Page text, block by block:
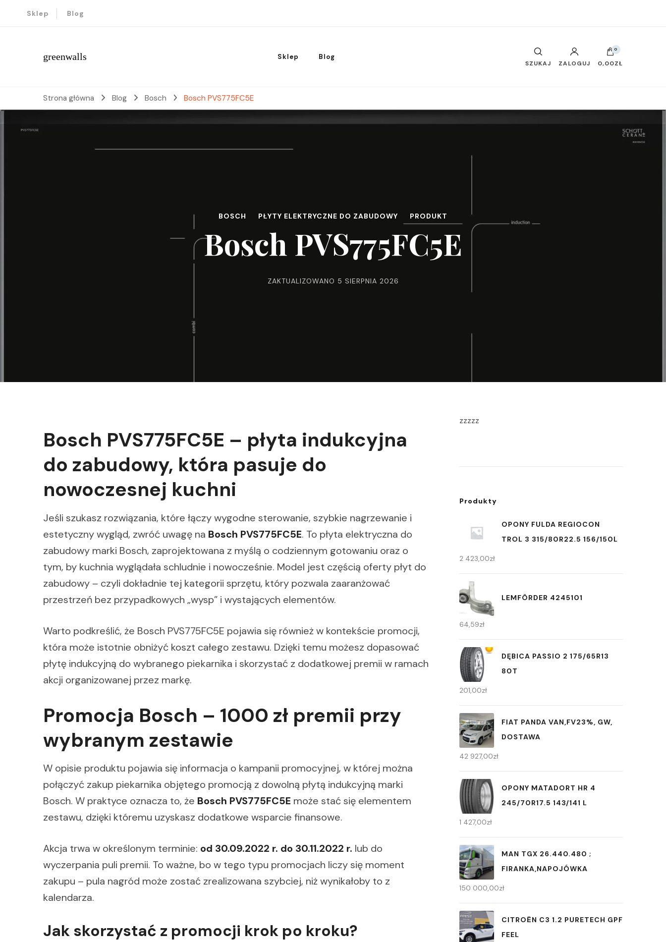
Sklep Blog
greenwalls Sklep Blog
SZUKAJ ZALOGUJ
0
0,00ZŁ
Strona główna Blog Bosch Bosch PVS775FC5E
BOSCH PŁYTY ELEKTRYCZNE DO ZABUDOWY PRODUKT
Bosch PVS775FC5E
ZAKTUALIZOWANO 5 SIERPNIA 2026
Bosch PVS775FC5E – płyta indukcyjna
do zabudowy, która pasuje do
nowoczesnej kuchni
Jeśli szukasz rozwiązania, które łączy wygodne sterowanie, szybkie nagrzewanie i
estetyczny wygląd, zwróć uwagę na Bosch PVS775FC5E. To płyta elektryczna do
zabudowy marki Bosch, zaprojektowana z myślą o codziennym gotowaniu oraz o
tym, by kuchnia wyglądała schludnie i nowocześnie. Model jest częścią oferty płyt do
zabudowy – czyli dokładnie tej kategorii sprzętu, który pozwala zaaranżować
przestrzeń bez przypadkowych „wysp” i wystających elementów.
Warto podkreślić, że Bosch PVS775FC5E pojawia się również w kontekście promocji,
która może istotnie obniżyć koszt całego zestawu. Dzięki temu możesz dopasować
płytę indukcyjną do wybranego piekarnika i skorzystać z dodatkowej premii w ramach
akcji organizowanej przez markę.
Promocja Bosch – 1000 zł premii przy
wybranym zestawie
W opisie produktu pojawia się informacja o kampanii promocyjnej, w której można
połączyć zakup piekarnika objętego promocją z dowolną płytą indukcyjną marki
Bosch. W praktyce oznacza to, że Bosch PVS775FC5E może stać się elementem
zestawu, dzięki któremu uzyskasz dodatkowe wsparcie finansowe.
Akcja trwa w określonym terminie: od 30.09.2022 r. do 30.11.2022 r. lub do
wyczerpania puli premii. To ważne, bo w tego typu promocjach liczy się moment
zakupu – pula nagród może zostać zrealizowana szybciej, niż wynikałoby to z
kalendarza.
Jak skorzystać z promocji krok po kroku?
zzzzz
Produkty
OPONY FULDA REGIOCON
TROL 3 315/80R22.5 156/150L
2 423,00zł
LEMFÖRDER 4245101
64,59zł
DĘBICA PASSIO 2 175/65R13
80T
201,00zł
FIAT PANDA VAN,FV23%, GW,
DOSTAWA
42 927,00zł
OPONY MATADORT HR 4
245/70R17.5 143/141 L
1 427,00zł
MAN TGX 26.440.480 ;
FIRANKA,NAPOJÓWKA
150 000,00zł
CITROËN C3 1.2 PURETECH GPF
FEEL